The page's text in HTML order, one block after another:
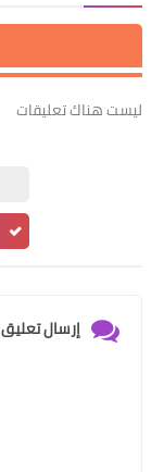
ليست هناك تعليقات
إرسال تعليق